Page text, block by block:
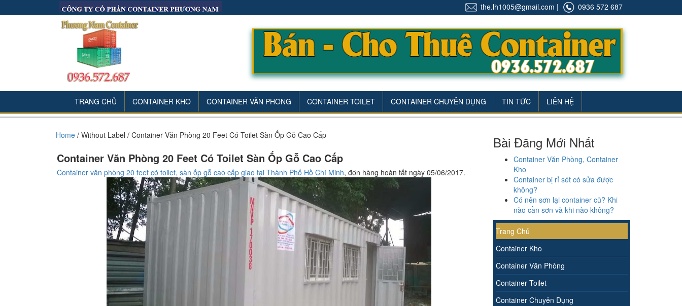
the.lh1005@gmail.com | 0936 572 687
TRANG CHỦ CONTAINER KHO CONTAINER VĂN PHÒNG CONTAINER TOILET CONTAINER CHUYÊN DỤNG TIN TỨC LIÊN HỆ
Home / Without Label / Container Văn Phòng 20 Feet Có Toilet Sàn Ốp Gỗ Cao Cấp
Container Văn Phòng 20 Feet Có Toilet Sàn Ốp Gỗ Cao Cấp
Container văn phòng 20 feet có toilet, sàn ốp gỗ cao cấp giao tại Thành Phố Hồ Chí Minh, đơn hàng hoàn tất ngày 05/06/2017.
Bài Đăng Mới Nhất
Container Văn Phòng, Container
Kho
Container bị rỉ sét có sửa được
không?
Có nên sơn lại container cũ? Khi
nào cần sơn và khi nào không?
Trang Chủ
Container Kho
Container Văn Phòng
Container Toilet
Container Chuyên Dụng